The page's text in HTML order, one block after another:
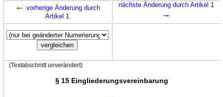
← vorherige Änderung durch
Artikel 1
nächste Änderung durch Artikel 1
→
(Textabschnitt unverändert)
§ 15 Eingliederungsvereinbarung